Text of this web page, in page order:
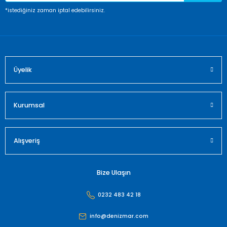
*istediğiniz zaman iptal edebilirsiniz.
Üyelik
Kurumsal
Alışveriş
Bize Ulaşın
0232 483 42 18
info@denizmar.com